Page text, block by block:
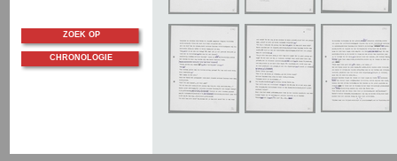
ZOEK OP
CHRONOLOGIE